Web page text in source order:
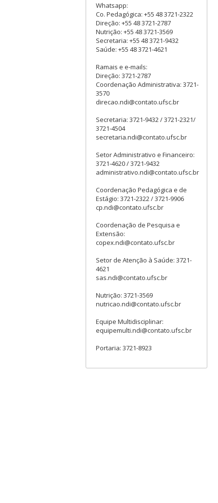
Whatsapp:
Co. Pedagógica: +55 48 3721-2322
Direção: +55 48 3721-2787
Nutrição: +55 48 3721-3569
Secretaria: +55 48 3721-9432
Saúde: +55 48 3721-4621
Ramais e e-mails:
Direção: 3721-2787
Coordenação Administrativa: 3721-
3570
direcao.ndi@contato.ufsc.br
Secretaria: 3721-9432 / 3721-2321/
3721-4504
secretaria.ndi@contato.ufsc.br
Setor Administrativo e Financeiro:
3721-4620 / 3721-9432
administrativo.ndi@contato.ufsc.br
Coordenação Pedagógica e de
Estágio: 3721-2322 / 3721-9906
cp.ndi@contato.ufsc.br
Coordenação de Pesquisa e
Extensão:
copex.ndi@contato.ufsc.br
Setor de Atenção à Saúde: 3721-
4621
sas.ndi@contato.ufsc.br
Nutrição: 3721-3569
nutricao.ndi@contato.ufsc.br
Equipe Multidisciplinar:
equipemulti.ndi@contato.ufsc.br
Portaria: 3721-8923